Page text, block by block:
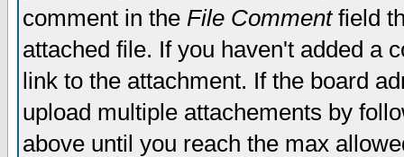
comment in the File Commentfield
attached file. If you haven't added a
link to the attachment. If the board
upload multiple attachements by
above until you reach the max